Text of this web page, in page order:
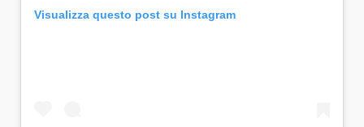
Visualizza questo post su Instagram